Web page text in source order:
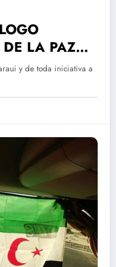
LA PAZ
y de toda iniciativa a